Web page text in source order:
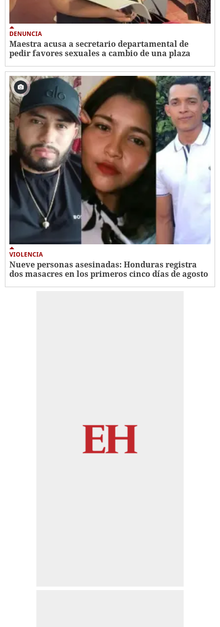
DENUNCIA
Maestra acusa a secretario departamental de
pedir favores sexuales a cambio de una plaza
VIOLENCIA
Nueve personas asesinadas: Honduras registra
dos masacres en los primeros cinco días de agosto